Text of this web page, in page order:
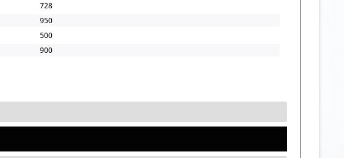
728
950
500
900